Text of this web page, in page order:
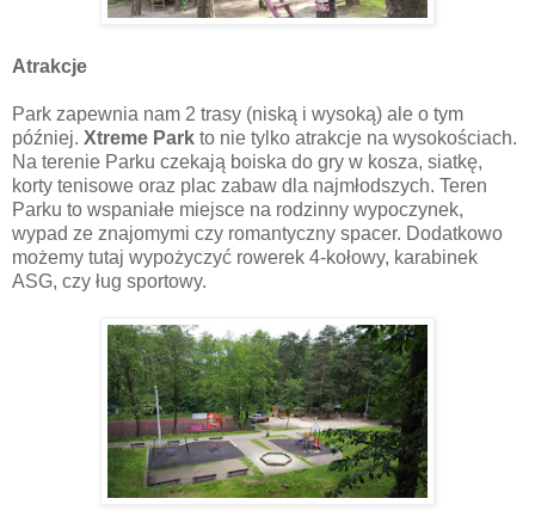
Atrakcje
Park zapewnia nam 2 trasy (niską i wysoką) ale o tym
później. Xtreme Park to nie tylko atrakcje na wysokościach.
Na terenie Parku czekają boiska do gry w kosza, siatkę,
korty tenisowe oraz plac zabaw dla najmłodszych. Teren
Parku to wspaniałe miejsce na rodzinny wypoczynek,
wypad ze znajomymi czy romantyczny spacer. Dodatkowo
możemy tutaj wypożyczyć rowerek 4-kołowy, karabinek
ASG, czy ług sportowy.